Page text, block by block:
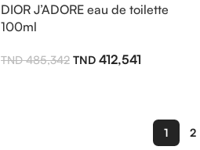
DIOR J’ADORE eau de toilette
100ml
485,342 412,541
1 2